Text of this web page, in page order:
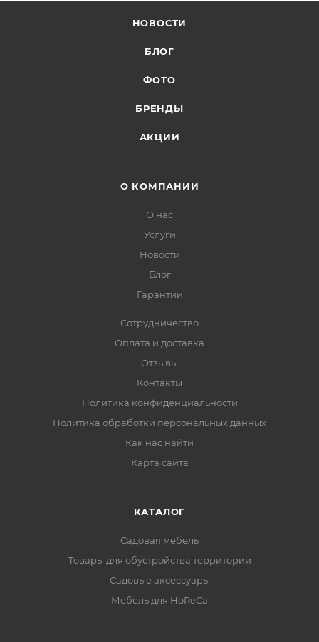
НОВОСТИ
БЛОГ
ФОТО
БРЕНДЫ
АКЦИИ
О КОМПАНИИ
О нас
Услуги
Новости
Блог
Гарантии
Сотрудничество
Оплата и доставка
Отзывы
Контакты
Политика конфиденциальности
Политика обработки персональных данных
Как нас найти
Карта сайта
КАТАЛОГ
Садовая мебель
Товары для обустройства территории
Садовые аксессуары
Мебель для HoReCa